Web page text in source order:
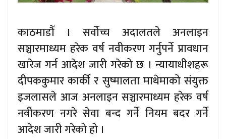
काठमाडौँ । सर्वोच्च अदालतले अनलाइन
सञ्चारमाध्यम हरेक वर्ष नवीकरण गर्नुपर्ने प्रावधान
खारेज गर्न आदेश जारी गरेको छ । न्यायाधीशहरू
दीपककुमार कार्की र सुष्मालता माथेमाको संयुक्त
इजलासले आज अनलाइन सञ्चारमाध्यम हरेक वर्ष
नवीकरण नगरे सेवा बन्द गर्ने नियम बदर गर्ने
आदेश जारी गरेको हो ।